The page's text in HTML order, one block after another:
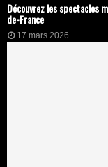
Découvrez les spectacles
de-France
17 mars 2026